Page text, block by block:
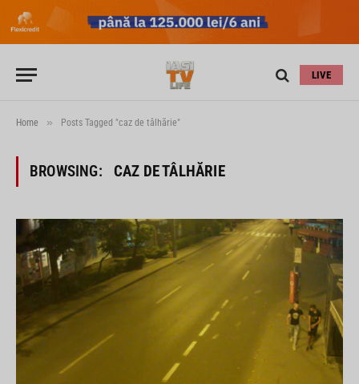
LIVE
Home » Posts Tagged "caz de tâlhărie"
BROWSING: CAZ DE TÂLHĂRIE